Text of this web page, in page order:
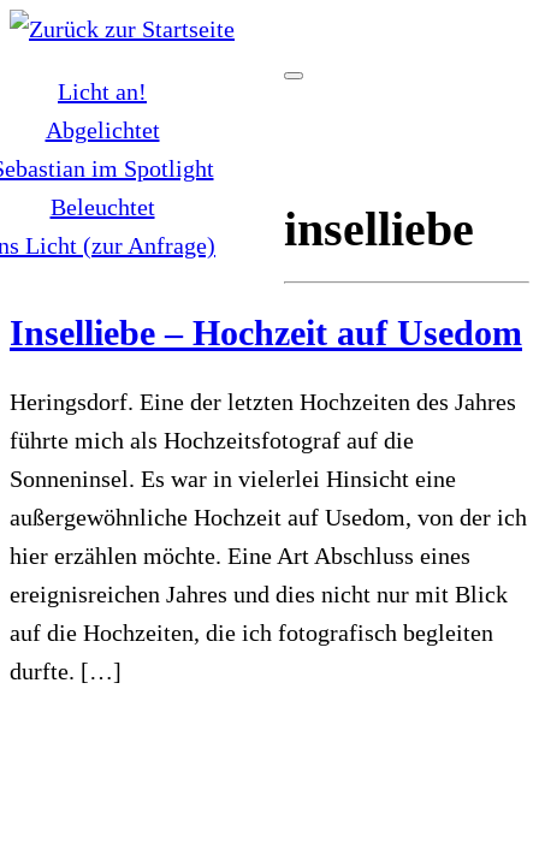
Zum
springenLicht an!
Abgelichtet
im Spotlight
Beleuchtet
Licht (zur Anfrage)
inselliebe
Inselliebe – Hochzeit auf Usedom
Heringsdorf. Eine der letzten Hochzeiten des Jahres
führte mich als Hochzeitsfotograf auf die
Sonneninsel. Es war in vielerlei Hinsicht eine
außergewöhnliche Hochzeit auf Usedom, von der ich
hier erzählen möchte. Eine Art Abschluss eines
ereignisreichen Jahres und dies nicht nur mit Blick
auf die Hochzeiten, die ich fotografisch begleiten
durfte. […]